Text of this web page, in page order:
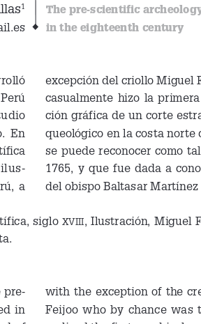
X
The pre-scientific
in the eighteenth century
En
a
excepción del criollo Miguel
casualmente hizo la
ción gráfica de un corte
queológico en la costa norte
se puede reconocer como
1765, y que fue dada a
del obispo Baltasar Martínez
siglo XVIII
, Ilustración, Miguel
1
in
with the exception of the
Feijoo who by chance was